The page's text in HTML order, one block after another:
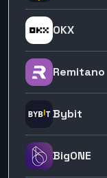
OKX
Remitano
Bybit
BigONE